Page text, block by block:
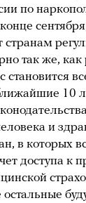
по
странам
так же, как
становится
10
и
в которых
доступа к